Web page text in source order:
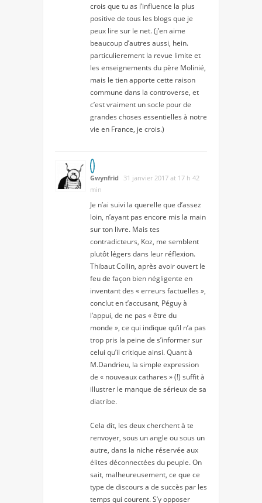
crois que tu as l’influence la plus
positive de tous les blogs que je
peux lire sur le net. (j’en aime
beaucoup d’autres aussi, hein.
particulierement la revue limite et
les enseignements du père Molinié,
mais le tien apporte cette raison
commune dans la controverse, et
c’est vraiment un socle pour de
grandes choses essentielles à notre
vie en France, je crois.)
Gwynfrid
31 janvier 2017 at 17 h 42
min
Je n’ai suivi la querelle que d’assez
loin, n’ayant pas encore mis la main
sur ton livre. Mais tes
contradicteurs, Koz, me semblent
plutôt légers dans leur réflexion.
Thibaut Collin, après avoir ouvert le
feu de façon bien négligente en
inventant des « erreurs factuelles »,
conclut en t’accusant, Péguy à
l’appui, de ne pas « être du
monde », ce qui indique qu’il n’a pas
trop pris la peine de s’informer sur
celui qu’il critique ainsi. Quant à
M.Dandrieu, la simple expression
de « nouveaux cathares » (!) suffit à
illustrer le manque de sérieux de sa
diatribe.
Cela dit, les deux cherchent à te
renvoyer, sous un angle ou sous un
autre, dans la niche réservée aux
élites déconnectées du peuple. On
sait, malheureusement, ce que ce
type de discours a de succès par les
temps qui courent. S’y opposer